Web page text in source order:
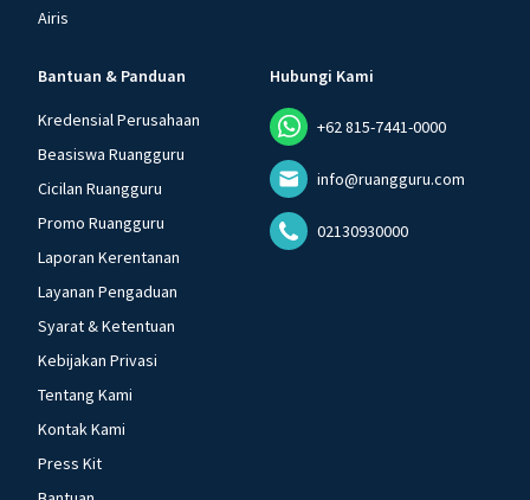
Airis
Bantuan & Panduan
Kredensial Perusahaan
Beasiswa Ruangguru
Cicilan Ruangguru
Promo Ruangguru
Laporan Kerentanan
Layanan Pengaduan
Syarat & Ketentuan
Kebijakan Privasi
Tentang Kami
Kontak Kami
Press Kit
Hubungi Kami
+62 815-7441-0000
info@ruangguru.com
02130930000